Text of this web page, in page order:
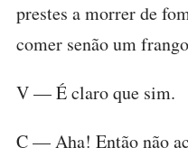
prestes a morrer de
comer senão um
V — É claro que sim.
C — Aha! Então não